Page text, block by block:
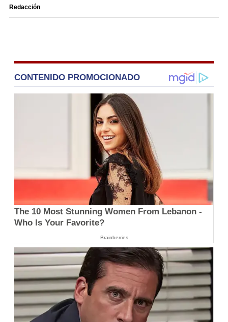
Redacción
CONTENIDO PROMOCIONADO
The 10 Most Stunning Women From Lebanon -
Who Is Your Favorite?
Brainberries